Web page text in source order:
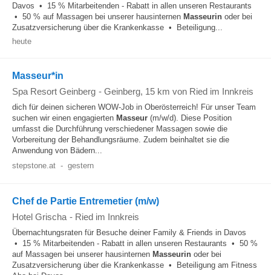
Davos • 15 % Mitarbeitenden - Rabatt in allen unseren Restaurants
• 50 % auf Massagen bei unserer hausinternen Masseurin oder bei
Zusatzversicherung über die Krankenkasse • Beteiligung...
heute
Masseur*in
Spa Resort Geinberg - Geinberg, 15 km von Ried im Innkreis
dich für deinen sicheren WOW-Job in Oberösterreich! Für unser Team
suchen wir einen engagierten Masseur (m/w/d). Diese Position
umfasst die Durchführung verschiedener Massagen sowie die
Vorbereitung der Behandlungsräume. Zudem beinhaltet sie die
Anwendung von Bädern...
stepstone.at - gestern
Chef de Partie Entremetier (m/w)
Hotel Grischa - Ried im Innkreis
Übernachtungsraten für Besuche deiner Family & Friends in Davos
• 15 % Mitarbeitenden - Rabatt in allen unseren Restaurants • 50 %
auf Massagen bei unserer hausinternen Masseurin oder bei
Zusatzversicherung über die Krankenkasse • Beteiligung am Fitness